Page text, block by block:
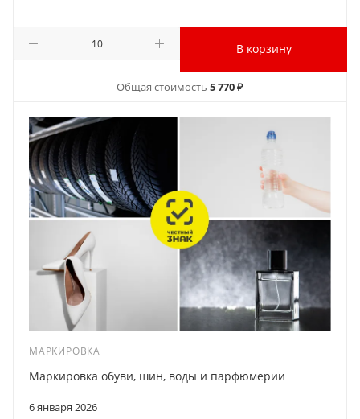
В корзину
Общая стоимость 5 770 ₽
МАРКИРОВКА
6 января 2026
Маркировка обуви, шин, воды и парфюмерии